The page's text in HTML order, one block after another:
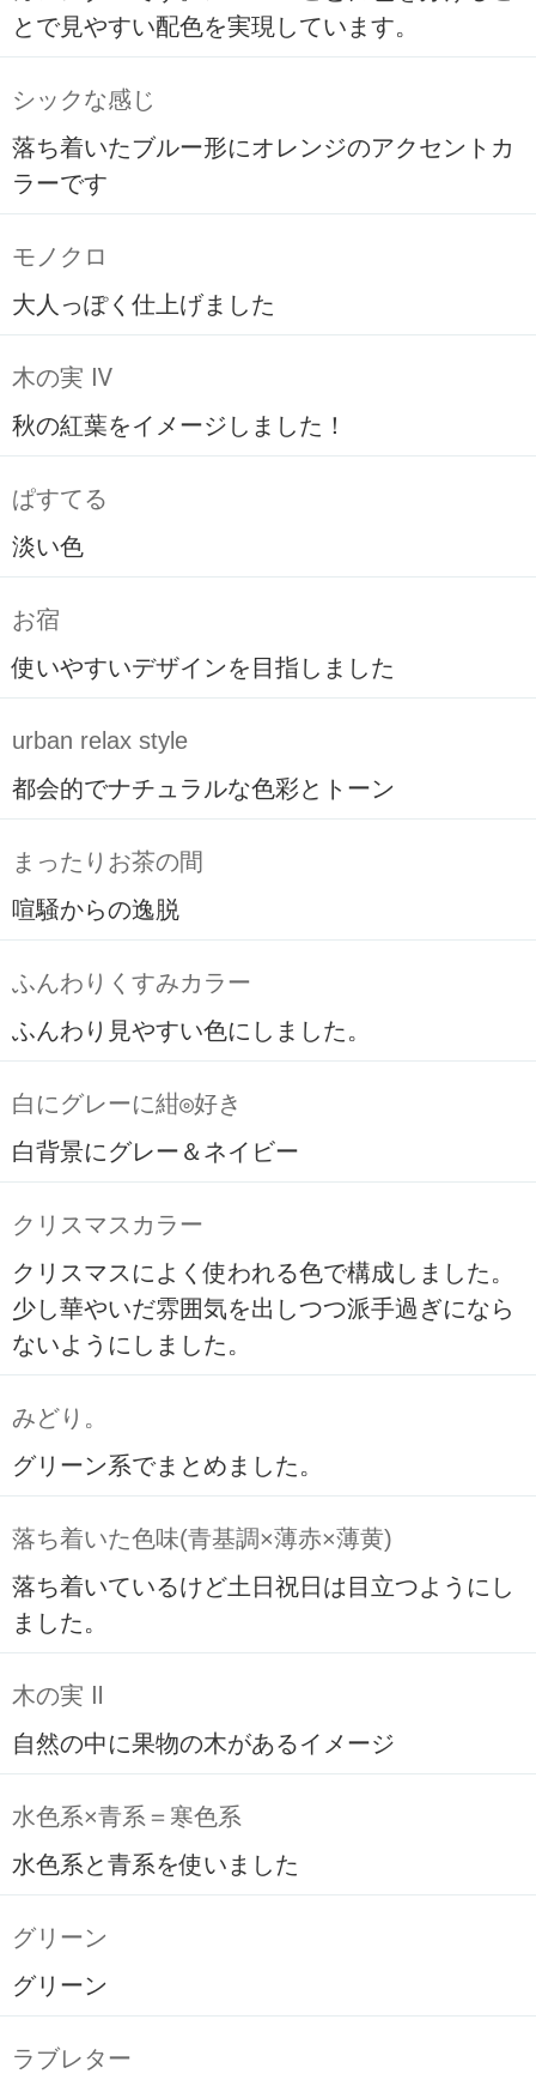
とで見やすい配色を実現しています。
シックな感じ
落ち着いたブルー形にオレンジのアクセントカ
ラーです
モノクロ
大人っぽく仕上げました
木の実 Ⅳ
秋の紅葉をイメージしました！
ぱすてる
淡い色
お宿
使いやすいデザインを目指しました
urban relax style
都会的でナチュラルな色彩とトーン
まったりお茶の間
喧騒からの逸脱
ふんわりくすみカラー
ふんわり見やすい色にしました。
白にグレーに紺◎好き
白背景にグレー＆ネイビー
クリスマスカラー
クリスマスによく使われる色で構成しました。
少し華やいだ雰囲気を出しつつ派手過ぎになら
ないようにしました。
みどり。
グリーン系でまとめました。
落ち着いた色味(青基調×薄赤×薄黄)
落ち着いているけど土日祝日は目立つようにし
ました。
木の実 Ⅱ
自然の中に果物の木があるイメージ
水色系×青系＝寒色系
水色系と青系を使いました
グリーン
グリーン
ラブレター